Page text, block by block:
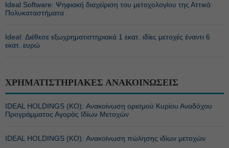
Ideal Software: Ψηφιακή διαχείριση του μετοχολογίου της Αττικά
Πολυκαταστήματα
Ideal: Διέθεσε εξωχρηματιστηριακά 1 εκατ. ιδίες μετοχές έναντι 6
εκατ. ευρώ
ΧΡΗΜΑΤΙΣΤΗΡΙΑΚΕΣ ΑΝΑΚΟΙΝΩΣΕΙΣ
IDEAL HOLDINGS (ΚΟ): Ανακοίνωση ορισμού Κυρίου Αναδόχου
Προγράμματος Αγοράς Ιδίων Μετοχών
IDEAL HOLDINGS (ΚΟ): Ανακοίνωση πώλησης ιδίων μετοχών